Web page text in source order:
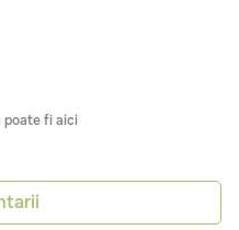
poate fi aici